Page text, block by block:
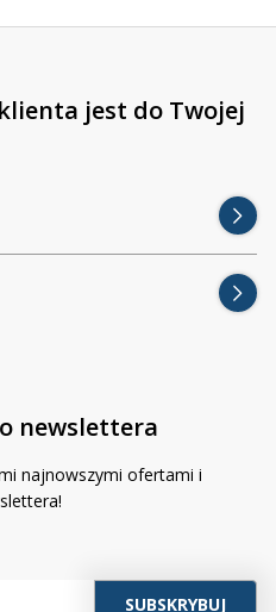
klienta jest do Twojej
newslettera
najnowszymi ofertami i